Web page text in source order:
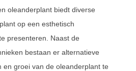
oleanderplant biedt diverse
op een esthetisch
presenteren. Naast de
bestaan er alternatieve
en groei van de oleanderplant te